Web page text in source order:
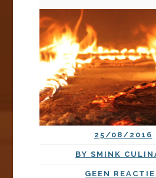
25/08/2016
BY SMINK
GEEN